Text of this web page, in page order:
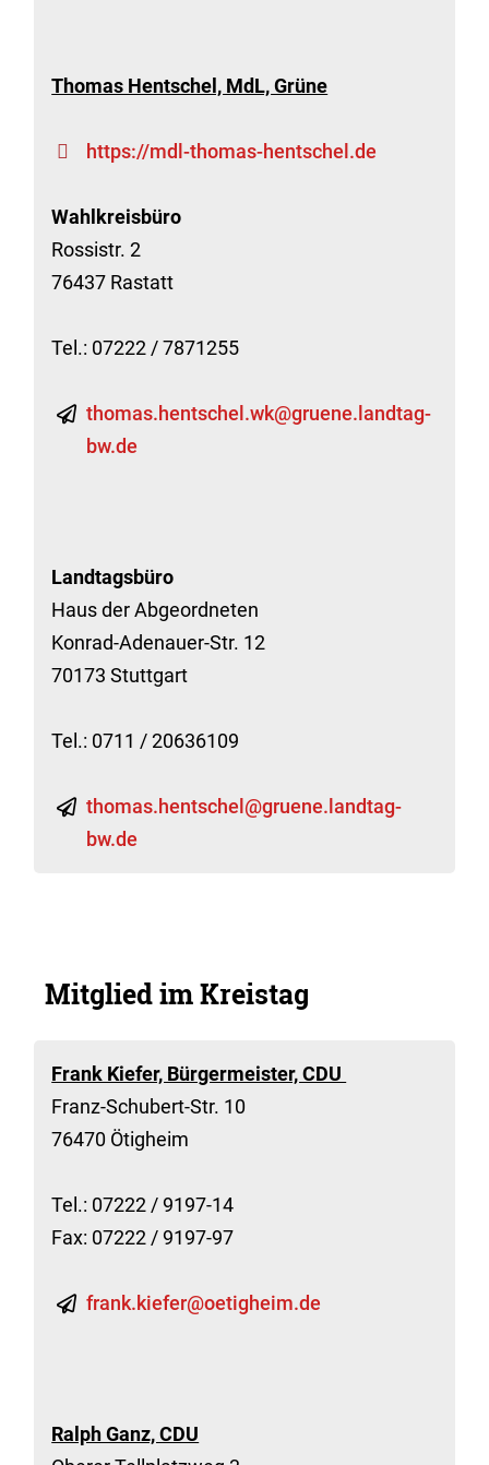
Thomas Hentschel, MdL, Grüne
https://mdl-thomas-hentschel.de
Wahlkreisbüro
Rossistr. 2
76437 Rastatt
Tel.: 07222 / 7871255
thomas.hentschel.wk@gruene.landtag-
bw.de
Landtagsbüro
Haus der Abgeordneten
Konrad-Adenauer-Str. 12
70173 Stuttgart
Tel.: 0711 / 20636109
thomas.hentschel@gruene.landtag-
bw.de
Mitglied im Kreistag
Frank Kiefer, Bürgermeister, CDU
Franz-Schubert-Str. 10
76470 Ötigheim
Tel.: 07222 / 9197-14
Fax: 07222 / 9197-97
frank.kiefer@oetigheim.de
Ralph Ganz, CDU